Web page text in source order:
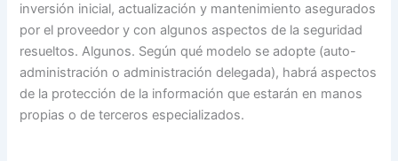
inversión inicial, actualización y mantenimiento asegurados
por el proveedor y con algunos aspectos de la seguridad
resueltos. Algunos. Según qué modelo se adopte (auto-
administración o administración delegada), habrá aspectos
de la protección de la información que estarán en manos
propias o de terceros especializados.